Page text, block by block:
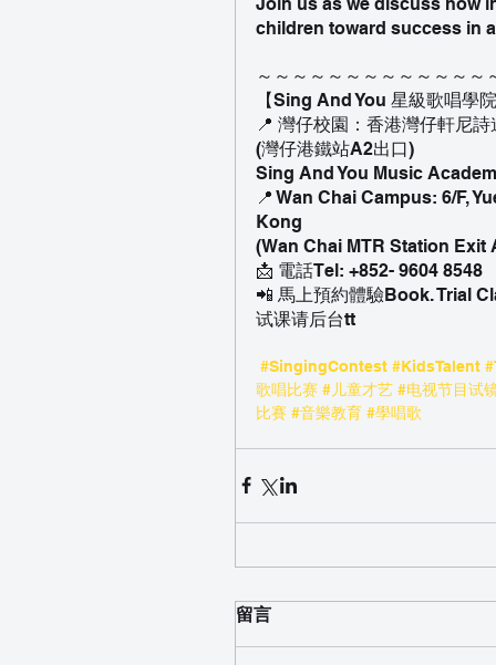
children toward success in
～～～～～～～～～～～～～
【Sing And You 星級歌唱學
📍 灣仔校園：香港灣仔軒尼
(灣仔港鐵站A2出口)
Sing And You Music
📍 Wan Chai Campus: 6/F,
Kong
(Wan Chai MTR Station Exit
📩 電話Tel: +852- 9604 8548
📲 馬上預約體驗Book. Trial
试课请后台tt
#SingingContest #KidsTalent
歌唱比赛 #儿童才艺 #电视节目试
比賽 #音樂教育 #學唱歌
留言